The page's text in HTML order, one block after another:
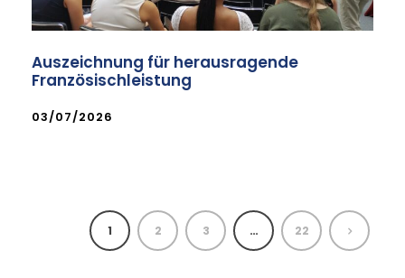
Auszeichnung für herausragende
Französischleistung
03/07/2026
1 2 3 … 22